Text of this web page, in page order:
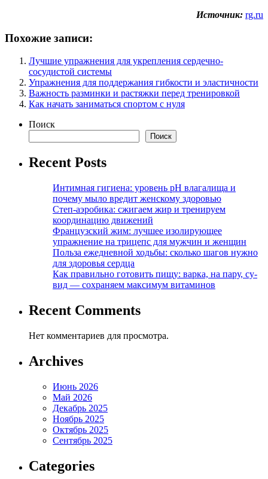
Источник: rg.ru
Похожие записи:
Лучшие упражнения для укрепления сердечно-
сосудистой системы
Упражнения для поддержания гибкости и эластичности
Важность разминки и растяжки перед тренировкой
Как начать заниматься спортом с нуля
Поиск
Поиск
Recent Posts
Интимная гигиена: уровень pH влагалища и
почему мыло вредит женскому здоровью
Степ-аэробика: сжигаем жир и тренируем
координацию движений
Французский жим: лучшее изолирующее
упражнение на трицепс для мужчин и женщин
Польза ежедневной ходьбы: сколько шагов нужно
для здоровья сердца
Как правильно готовить пищу: варка, на пару, су-
вид — сохраняем максимум витаминов
Recent Comments
Нет комментариев для просмотра.
Archives
Июнь 2026
Май 2026
Декабрь 2025
Ноябрь 2025
Октябрь 2025
Сентябрь 2025
Categories